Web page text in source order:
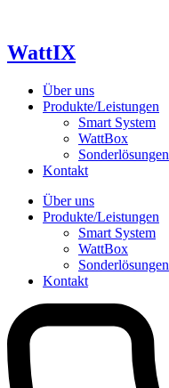
content
WattIX
Über uns
Produkte/Leistungen
Smart System
WattBox
Sonderlösungen
Kontakt
Über uns
Produkte/Leistungen
Smart System
WattBox
Sonderlösungen
Kontakt